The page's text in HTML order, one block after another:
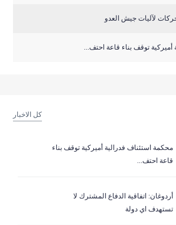
لآليات جيش العدو
توقف بناء قاعة احتف...
كل الاخبار
‏محكمة استئناف فدرالية أميركية توقف بناء
قاعة احتف...
أردوغان: اتفاقية الدفاع المشترك لا
تستهدف اي دولة